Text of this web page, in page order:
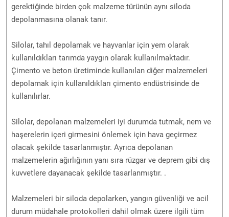
gerektiğinde birden çok malzeme türünün aynı siloda
depolanmasına olanak tanır.
Silolar, tahıl depolamak ve hayvanlar için yem olarak
kullanıldıkları tarımda yaygın olarak kullanılmaktadır.
Çimento ve beton üretiminde kullanılan diğer malzemeleri
depolamak için kullanıldıkları çimento endüstrisinde de
kullanılırlar.
Silolar, depolanan malzemeleri iyi durumda tutmak, nem ve
haşerelerin içeri girmesini önlemek için hava geçirmez
olacak şekilde tasarlanmıştır. Ayrıca depolanan
malzemelerin ağırlığının yanı sıra rüzgar ve deprem gibi dış
kuvvetlere dayanacak şekilde tasarlanmıştır. .
Malzemeleri bir siloda depolarken, yangın güvenliği ve acil
durum müdahale protokolleri dahil olmak üzere ilgili tüm